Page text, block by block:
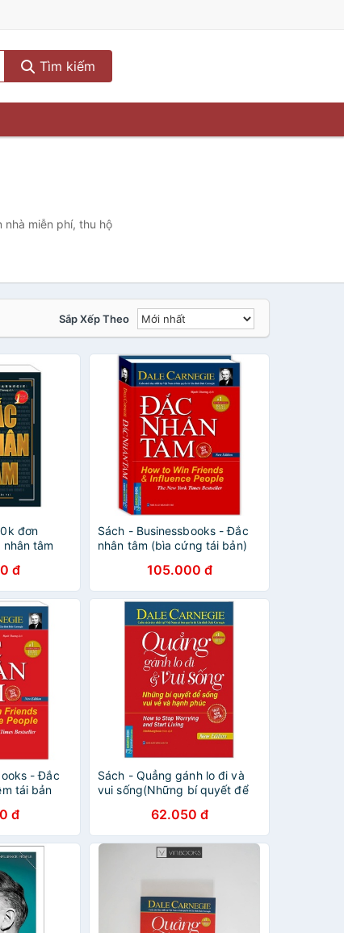
Tìm kiếm
nhà miễn phí, thu hộ
Sắp Xếp Theo
đơn
tâm
đ
Sách - Businessbooks - Đắc
nhân tâm (bìa cứng tái bản)
105.000 đ
- Đắc
tái bản
đ
Sách - Quẳng gánh lo đi và
vui sống(Những bí quyết để
(bìa mềm)62.050 đ